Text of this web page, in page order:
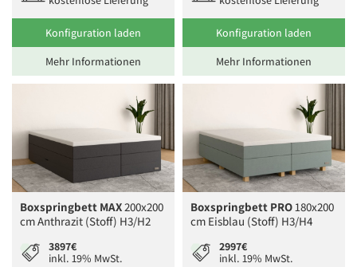
Konfiguration laden
Mehr Informationen
Konfiguration laden
Mehr Informationen
Boxspringbett MAX200x200
cm Anthrazit (Stoff) H3/H2
3897€
inkl. 19% MwSt.
Boxspringbett PRO180x200
cm Eisblau (Stoff) H3/H4
2997€
inkl. 19% MwSt.